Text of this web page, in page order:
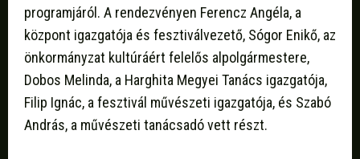
programjáról. A rendezvényen Ferencz Angéla, a
központ igazgatója és fesztiválvezető, Sógor Enikő, az
önkormányzat kultúráért felelős alpolgármestere,
Dobos Melinda, a Harghita Megyei Tanács igazgatója,
Filip Ignác, a fesztivál művészeti igazgatója, és Szabó
András, a művészeti tanácsadó vett részt.